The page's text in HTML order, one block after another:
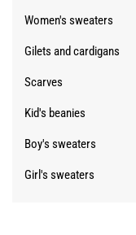
Women's sweaters
Gilets and cardigans
Scarves
Kid's beanies
Boy's sweaters
Girl's sweaters